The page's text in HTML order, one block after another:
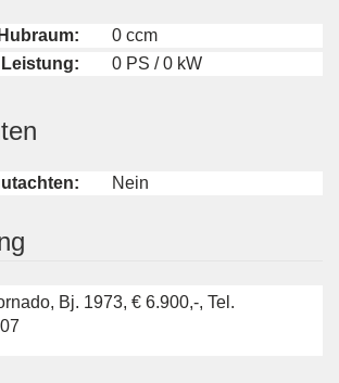
Hubraum:
0 ccm
Leistung:
0 PS / 0 kW
Nein
Bj. 1973, € 6.900,-, Tel.